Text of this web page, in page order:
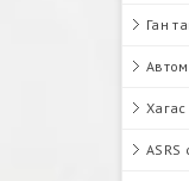
Ган
ASRS